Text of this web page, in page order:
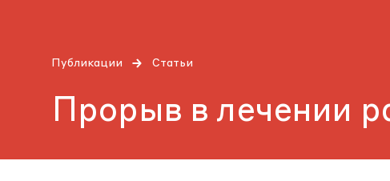
Публикации Статьи
Прорыв в лечении